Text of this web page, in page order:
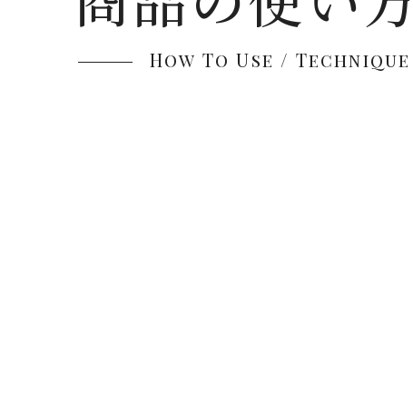
How To Use / Technique